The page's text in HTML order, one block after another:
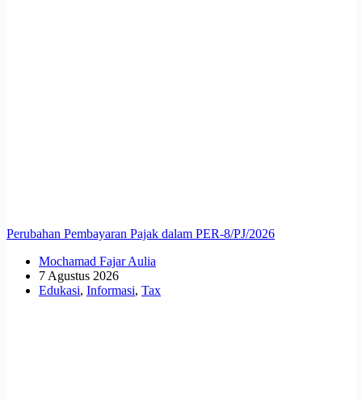
Perubahan Pembayaran Pajak dalam PER-8/PJ/2026
Mochamad Fajar Aulia
7 Agustus 2026
Edukasi, Informasi, Tax